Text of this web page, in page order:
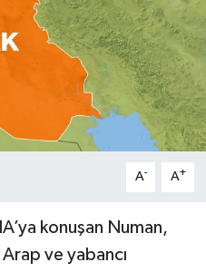
A- A+
konuşan Numan,
ve yabancı